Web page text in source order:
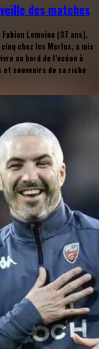
des matches
Lemoine (37 ans),
chez les Merlus, a mis
au bord de l’océan à
souvenirs de sa riche